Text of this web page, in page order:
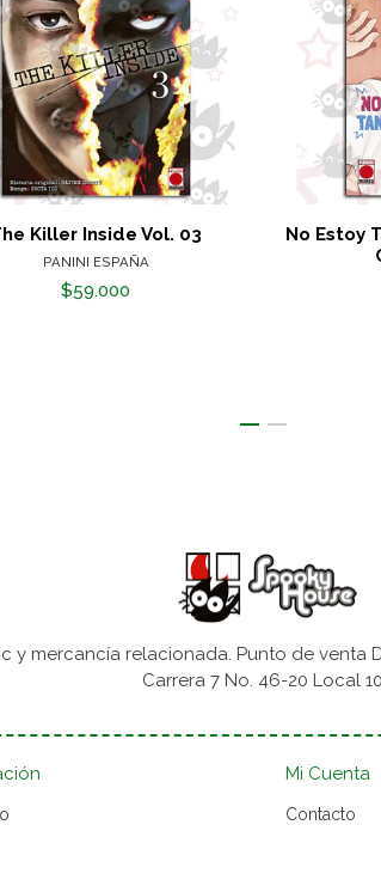
Killer Inside Vol. 03
PANINI ESPAÑA
$59.000
No Estoy
y mercancía relacionada. Punto de venta
Carrera 7 No. 46-20 Local
Mi Cuenta
Contacto